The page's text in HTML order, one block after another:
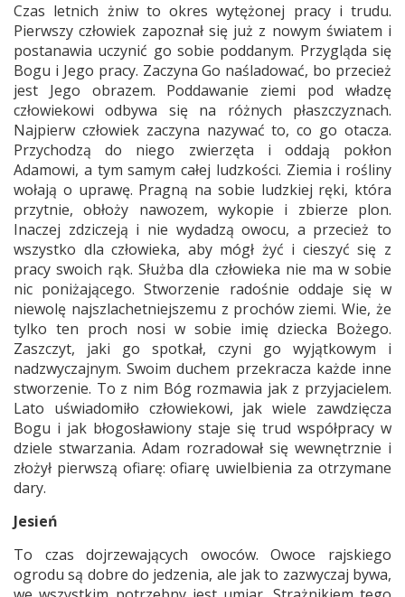
Czas letnich żniw to okres wytężonej pracy i trudu.
Pierwszy człowiek zapoznał się już z nowym światem i
postanawia uczynić go sobie poddanym. Przygląda się
Bogu i Jego pracy. Zaczyna Go naśladować, bo przecież
jest Jego obrazem. Poddawanie ziemi pod władzę
człowiekowi odbywa się na różnych płaszczyznach.
Najpierw człowiek zaczyna nazywać to, co go otacza.
Przychodzą do niego zwierzęta i oddają pokłon
Adamowi, a tym samym całej ludzkości. Ziemia i rośliny
wołają o uprawę. Pragną na sobie ludzkiej ręki, która
przytnie, obłoży nawozem, wykopie i zbierze plon.
Inaczej zdziczeją i nie wydadzą owocu, a przecież to
wszystko dla człowieka, aby mógł żyć i cieszyć się z
pracy swoich rąk. Służba dla człowieka nie ma w sobie
nic poniżającego. Stworzenie radośnie oddaje się w
niewolę najszlachetniejszemu z prochów ziemi. Wie, że
tylko ten proch nosi w sobie imię dziecka Bożego.
Zaszczyt, jaki go spotkał, czyni go wyjątkowym i
nadzwyczajnym. Swoim duchem przekracza każde inne
stworzenie. To z nim Bóg rozmawia jak z przyjacielem.
Lato uświadomiło człowiekowi, jak wiele zawdzięcza
Bogu i jak błogosławiony staje się trud współpracy w
dziele stwarzania. Adam rozradował się wewnętrznie i
złożył pierwszą ofiarę: ofiarę uwielbienia za otrzymane
dary.
Jesień
To czas dojrzewających owoców. Owoce rajskiego
ogrodu są dobre do jedzenia, ale jak to zazwyczaj bywa,